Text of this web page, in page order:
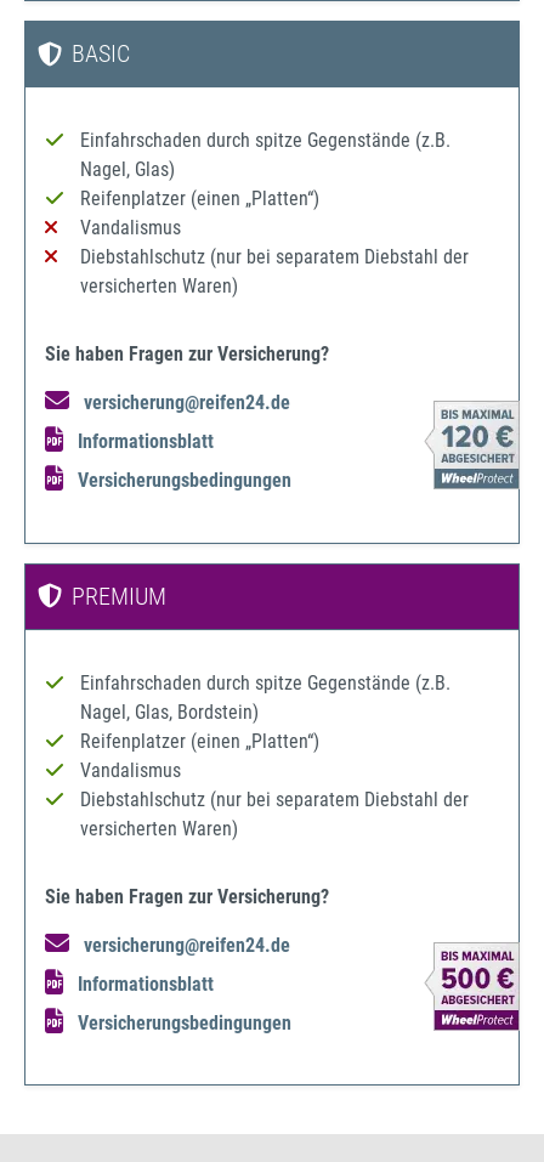
BASIC
Einfahrschaden durch spitze Gegenstände (z.B.
Nagel, Glas)
Reifenplatzer (einen „Platten“)
Vandalismus
Diebstahlschutz (nur bei separatem Diebstahl der
versicherten Waren)
Sie haben Fragen zur Versicherung?
versicherung@reifen24.de
Informationsblatt
Versicherungsbedingungen
PREMIUM
Einfahrschaden durch spitze Gegenstände (z.B.
Nagel, Glas, Bordstein)
Reifenplatzer (einen „Platten“)
Vandalismus
Diebstahlschutz (nur bei separatem Diebstahl der
versicherten Waren)
Sie haben Fragen zur Versicherung?
versicherung@reifen24.de
Informationsblatt
Versicherungsbedingungen